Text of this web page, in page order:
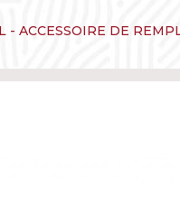
- ACCESSOIRE DE